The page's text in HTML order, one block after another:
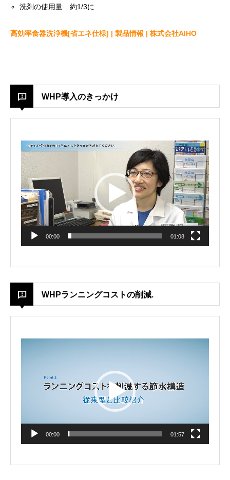
洗剤の使用量 約1/3に
高効率食器洗浄機[省エネ仕様] | 製品情報 | 株式会社AIHO
WHP導入のきっかけ
Video
Player
00:00 01:08
WHPランニングコストの削減.
00:00 01:57